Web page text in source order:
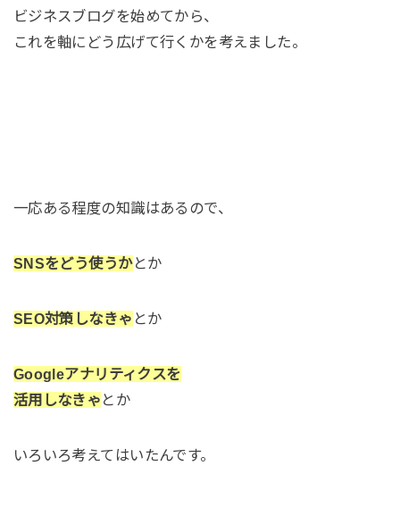
ビジネスブログを始めてから、
これを軸にどう広げて行くかを考えました。
一応ある程度の知識はあるので、
SNSをどう使うかとか
SEO対策しなきゃ とか
Googleアナリティクスを
活用しなきゃ とか
いろいろ考えてはいたんです。